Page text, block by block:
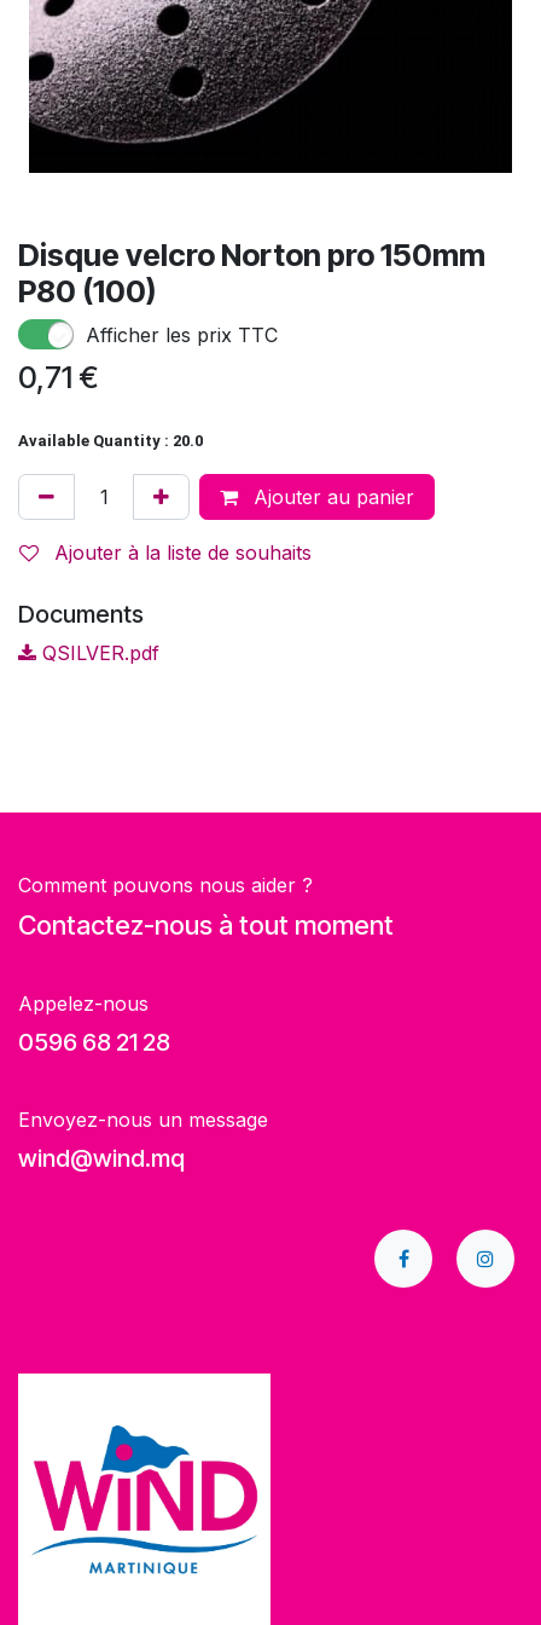
Disque velcro Norton pro 150mm
P80 (100)
Afficher les prix TTC
0,71 €
Available Quantity : 20.0
Ajouter au panier
Ajouter à la liste de souhaits
Documents
QSILVER.pdf
Comment pouvons nous aider ?
Contactez-nous à tout moment
Appelez-nous
0596 68 21 28
Envoyez-nous un message
wind@wind.mq